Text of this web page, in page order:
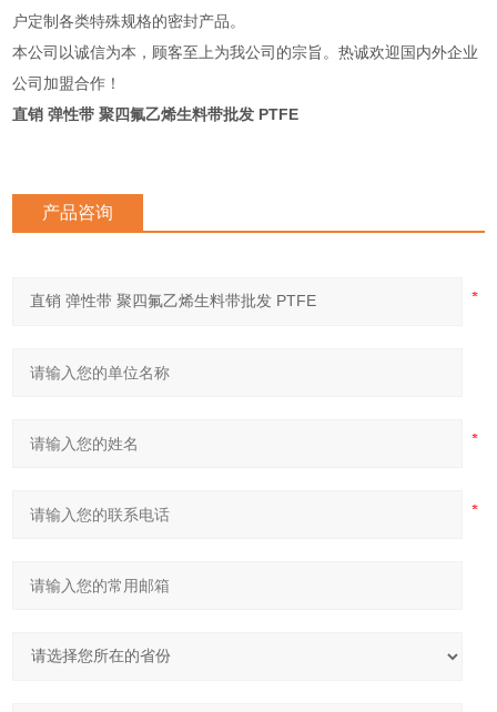
户定制各类特殊规格的密封产品。
本公司以诚信为本，顾客至上为我公司的宗旨。热诚欢迎国内外企业
公司加盟合作！
直销 弹性带 聚四氟乙烯生料带批发 PTFE
产品咨询